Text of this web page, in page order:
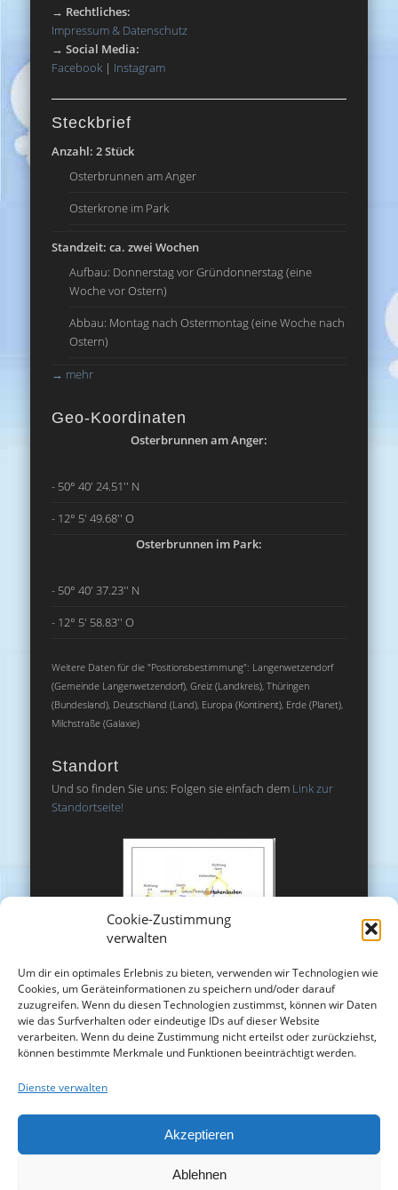
Cookie-Zustimmung
verwalten
Um dir ein optimales Erlebnis zu bieten, verwenden wir Technologien wie
Cookies, um Geräteinformationen zu speichern und/oder darauf
zuzugreifen. Wenn du diesen Technologien zustimmst, können wir Daten
wie das Surfverhalten oder eindeutige IDs auf dieser Website
verarbeiten. Wenn du deine Zustimmung nicht erteilst oder zurückziehst,
können bestimmte Merkmale und Funktionen beeinträchtigt werden.
Dienste verwalten
Akzeptieren
Ablehnen
→ Rechtliches:
Impressum & Datenschutz
→Social Media:
Facebook | Instagram
Steckbrief
Anzahl: 2 Stück
Osterbrunnen am Anger
Osterkrone im Park
Standzeit: ca. zwei Wochen
Aufbau: Donnerstag vor Gründonnerstag (eine
Woche vor Ostern)
Abbau: Montag nach Ostermontag (eine Woche nach
Ostern)
→ mehr
Geo-Koordinaten
Osterbrunnen am Anger:
- 50° 40' 24.51'' N
- 12° 5' 49.68'' O
Osterbrunnen im Park:
- 50° 40' 37.23'' N
- 12° 5' 58.83'' O
Weitere Daten für die "Positionsbestimmung": Langenwetzendorf
(Gemeinde Langenwetzendorf), Greiz (Landkreis), Thüringen
(Bundesland), Deutschland (Land), Europa (Kontinent), Erde (Planet),
Milchstraße (Galaxie)
Standort
Und so finden Sie uns: Folgen sie einfach dem Link zur
Standortseite!